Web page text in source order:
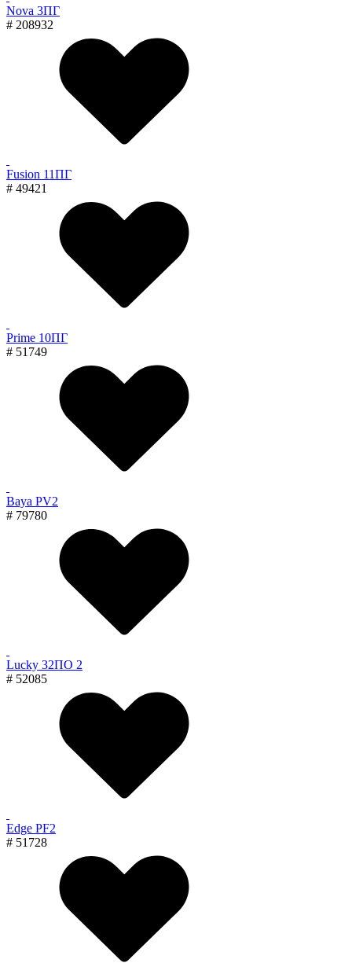
Nova 3ПГ
# 208932
Fusion 11ПГ
# 49421
Prime 10ПГ
# 51749
Baya PV2
# 79780
Lucky 32ПО 2
# 52085
Edge PF2
# 51728